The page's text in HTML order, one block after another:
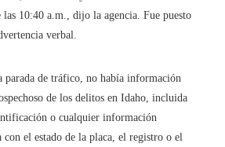
las 10:40 a.m., dijo la agencia. Fue puesto
verbal.
parada de tráfico, no había información
de los delitos en Idaho, incluida
o cualquier información
con el estado de la placa, el registro o el